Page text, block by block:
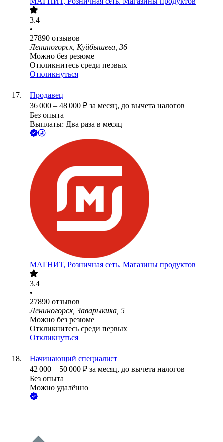
3.4
•
27890 отзывов
Лениногорск, Куйбышева, 36
Можно без резюме
Откликнитесь среди первых
Откликнуться
Продавец
36 000 – 48 000 ₽ за месяц, до вычета налогов
Без опыта
Выплаты: Два раза в месяц
МАГНИТ, Розничная сеть. Магазины продуктов
3.4
•
27890 отзывов
Лениногорск, Заварыкина, 5
Можно без резюме
Откликнитесь среди первых
Откликнуться
Начинающий специалист
42 000 – 50 000 ₽ за месяц, до вычета налогов
Без опыта
Можно удалённо